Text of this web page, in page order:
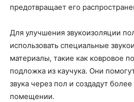
предотвращает его
Для улучшения звукоизоляции
использовать специальные
материалы, такие как ковровое
подложка из каучука. Они
звука через пол и создадут
помещении.